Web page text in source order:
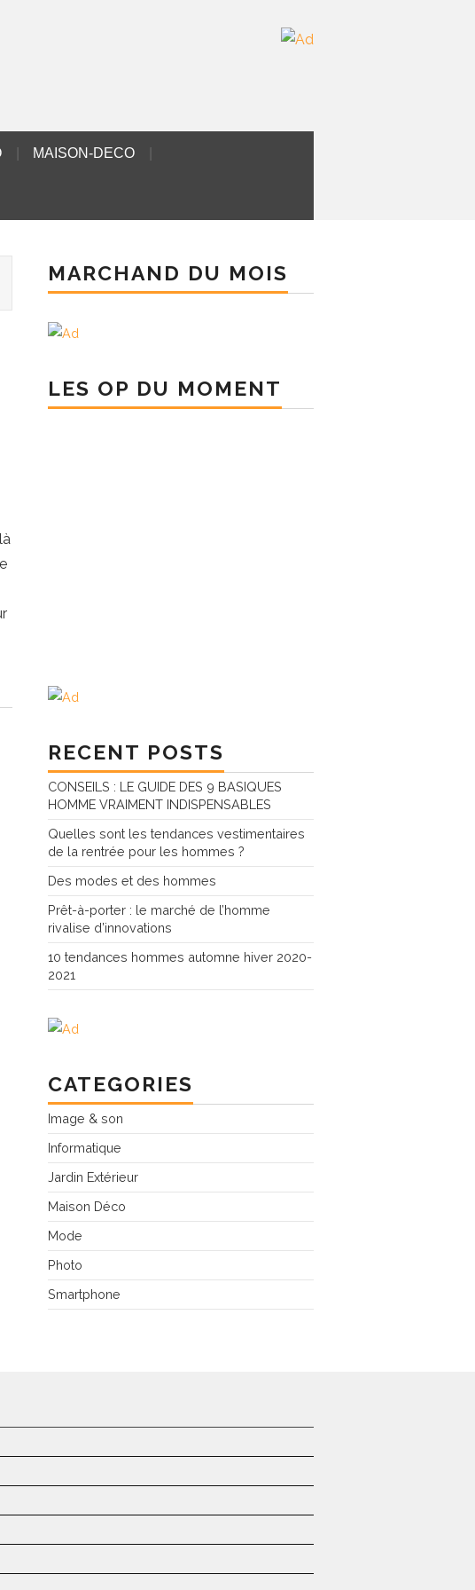
MAISON-DECO
MARCHAND DU MOIS
LES OP DU MOMENT
RECENT POSTS
CONSEILS : LE GUIDE DES 9 BASIQUES
HOMME VRAIMENT INDISPENSABLES
Quelles sont les tendances vestimentaires
de la rentrée pour les hommes ?
Des modes et des hommes
Prêt-à-porter : le marché de l’homme
rivalise d’innovations
10 tendances hommes automne hiver 2020-
2021
CATEGORIES
Image & son
Informatique
Jardin Extérieur
Maison Déco
Mode
Photo
Smartphone